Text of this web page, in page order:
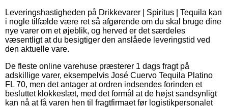
Leveringshastigheden på Drikkevarer | Spiritus | Tequila kan
i nogle tilfælde være ret så afgørende om du skal bruge dine
nye varer om et øjeblik, og herved er det særdeles
væsentligt at du besigtiger den anslåede leveringstid ved
den aktuelle vare.
De fleste online varehuse præsterer 1 dags fragt på
adskillige varer, eksempelvis José Cuervo Tequila Platino
FL 70, men det antager at ordren indsendes forinden et
besluttet klokkeslæt, med det formål at de højst sandsynligt
kan nå at få varen hen til fragtfirmaet før logistikpersonalet